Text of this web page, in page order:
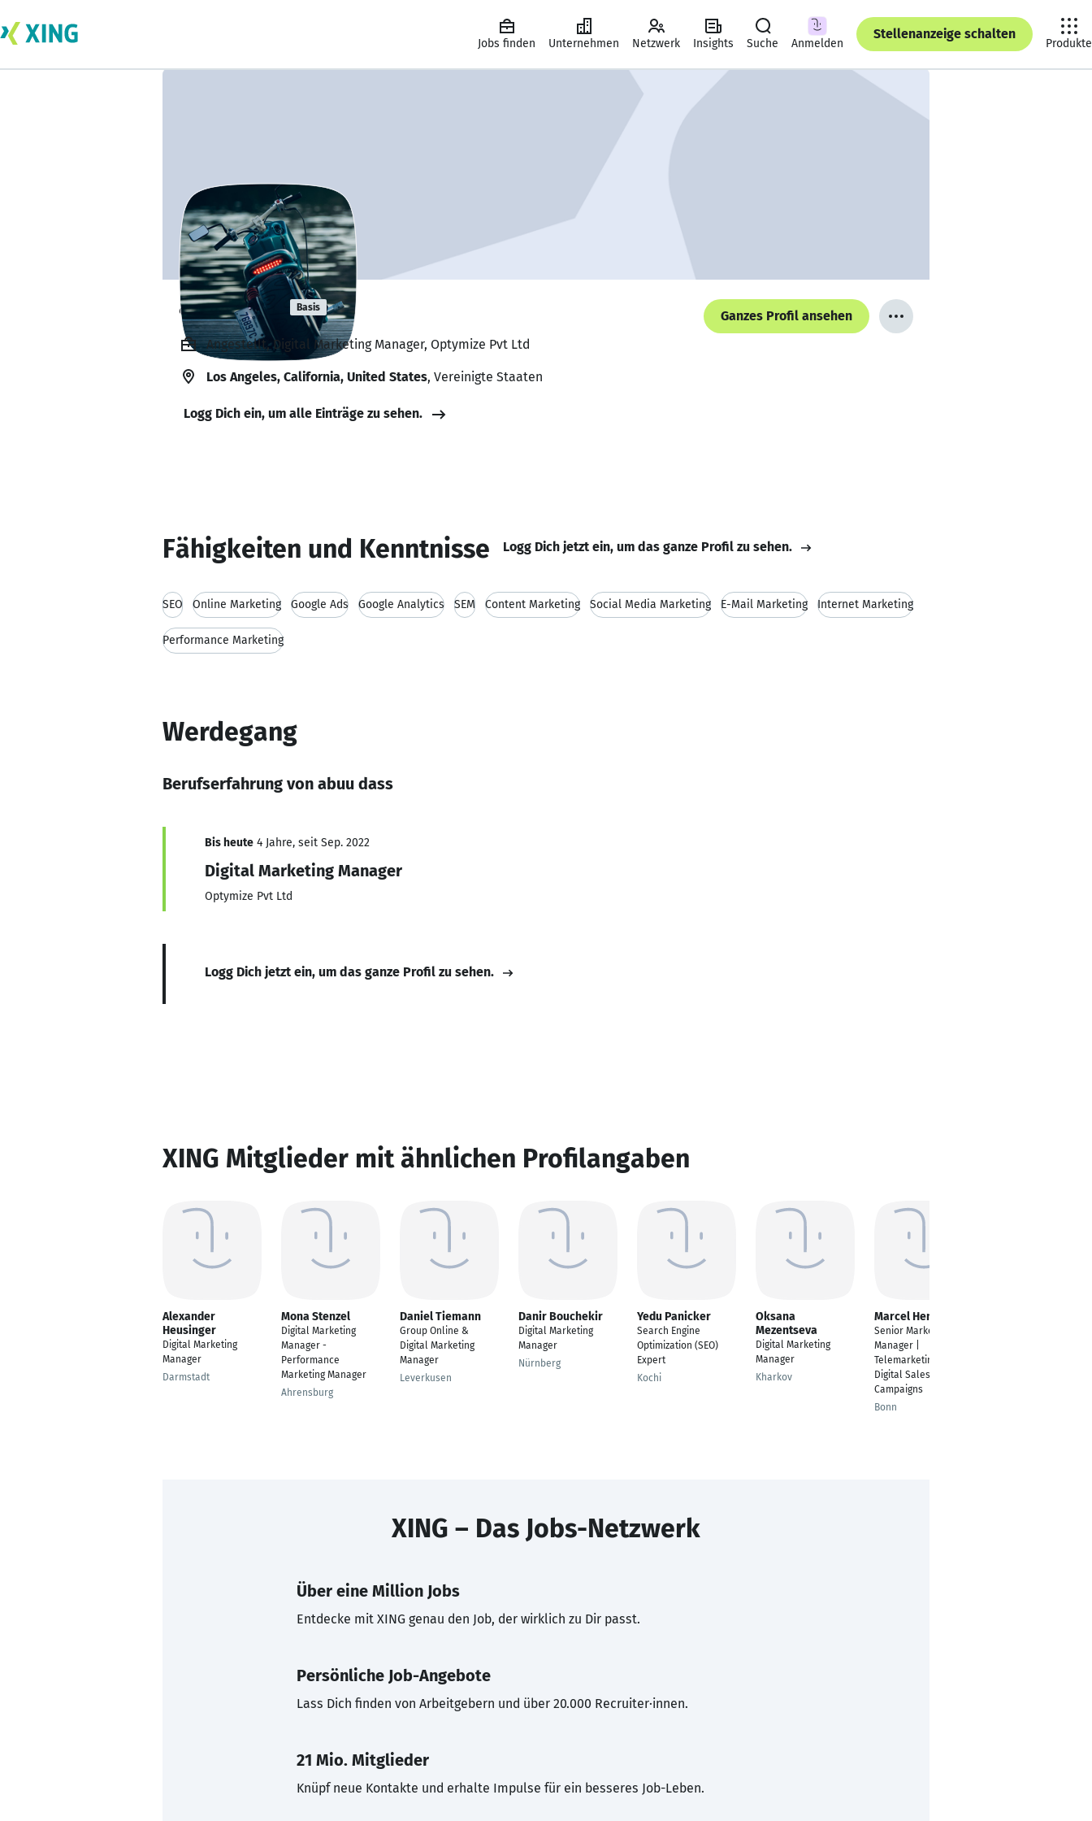
Jobs finden Unternehmen Netzwerk Insights Suche Anmelden
Stellenanzeige schalten
Produkte
abuu dass Basis
Ganzes Profil ansehen
Angestellt, Digital Marketing Manager, Optymize Pvt Ltd
Los Angeles, California, United States, Vereinigte Staaten
Logg Dich ein, um alle Einträge zu sehen.
Fähigkeiten und Kenntnisse Logg Dich jetzt ein, um das ganze Profil zu sehen.
SEO Online Marketing Google Ads Google Analytics SEM Content Marketing Social Media Marketing E-Mail Marketing Internet Marketing
Performance Marketing
Werdegang
Berufserfahrung von abuu dass
Bis heute 4 Jahre, seit Sep. 2022
Digital Marketing Manager
Optymize Pvt Ltd
Logg Dich jetzt ein, um das ganze Profil zu sehen.
XING Mitglieder mit ähnlichen Profilangaben
Alexander
Heusinger
Digital Marketing
Manager
Darmstadt
Mona Stenzel
Digital Marketing
Manager -
Performance
Marketing Manager
Ahrensburg
Daniel Tiemann
Group Online &
Digital Marketing
Manager
Leverkusen
Danir Bouchekir
Digital Marketing
Manager
Nürnberg
Yedu Panicker
Search Engine
Optimization (SEO)
Expert
Kochi
Oksana
Mezentseva
Digital Marketing
Manager
Kharkov
Marcel Henrich
Senior Marketing
Manager |
Telemarketing &
Digital Sales
Campaigns
Bonn
XING – Das Jobs-Netzwerk
Über eine Million Jobs
Entdecke mit XING genau den Job, der wirklich zu Dir passt.
Persönliche Job-Angebote
Lass Dich finden von Arbeitgebern und über 20.000 Recruiter·innen.
21 Mio. Mitglieder
Knüpf neue Kontakte und erhalte Impulse für ein besseres Job-Leben.